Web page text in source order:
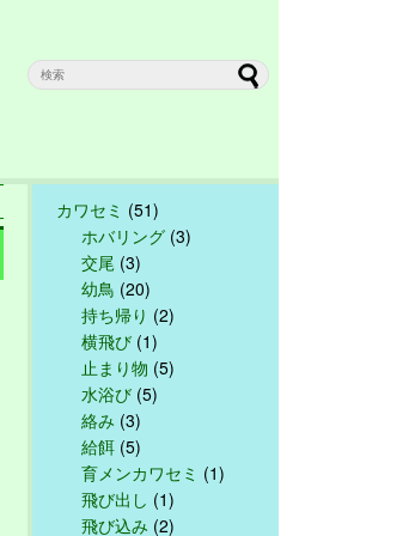
カワセミ (51)
ホバリング (3)
交尾 (3)
幼鳥 (20)
持ち帰り (2)
横飛び (1)
止まり物 (5)
水浴び (5)
絡み (3)
給餌 (5)
育メンカワセミ (1)
飛び出し (1)
飛び込み (2)